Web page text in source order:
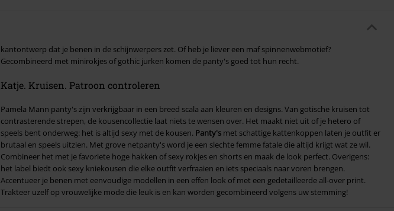
kantontwerp dat je benen in de schijnwerpers zet. Of heb je liever een maf spinnenwebmotief?
Gecombineerd met minirokjes of gothic jurken komen de panty's goed tot hun recht.
Katje. Kruisen. Patroon controleren
Pamela Mann panty's zijn verkrijgbaar in een breed scala aan kleuren en designs. Van gotische kruisen tot
contrasterende strepen, de kousencollectie laat niets te wensen over. Het maakt niet uit of je hetero of
speels bent onderweg: het is altijd sexy met de kousen. Panty'smet schattige kattenkoppen laten je outfit er
brutaal en speels uitzien. Met grove netpanty's word je een slechte femme fatale die altijd krijgt wat ze wil.
Combineer het met je favoriete hoge hakken of sexy rokjes en shorts en maak de look perfect. Overigens:
het label biedt ook sexy kniekousen die elke outfit verfraaien en iets speciaals naar voren brengen.
Accentueer je benen met eenvoudige modellen in een effen look of met een gedetailleerde all-over print.
Trakteer uzelf op vrouwelijke mode die leuk is en kan worden gecombineerd volgens uw stemming!